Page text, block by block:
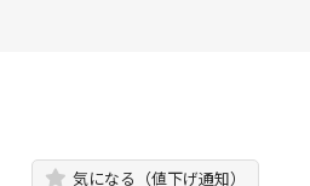
気になる（値下げ通知）